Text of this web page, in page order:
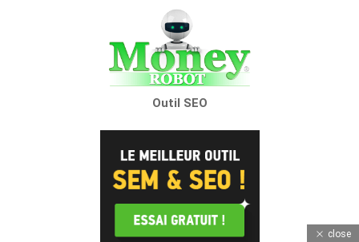
Outil SEO
close